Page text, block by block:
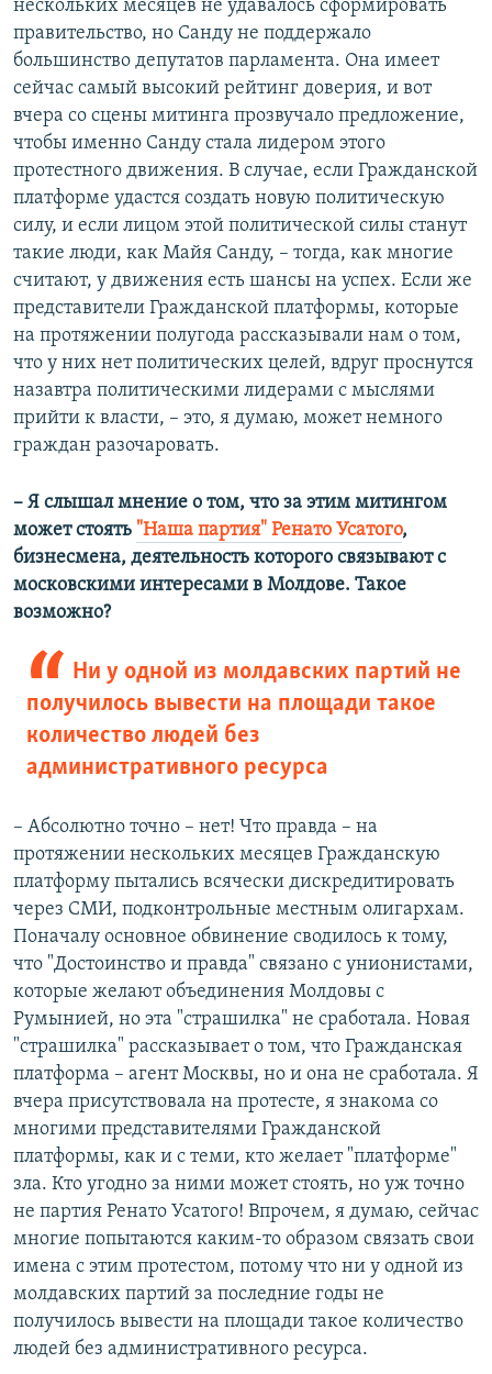
нескольких месяцев не удавалось сформировать
правительство, но Санду не поддержало
большинство депутатов парламента. Она имеет
сейчас самый высокий рейтинг доверия, и вот
вчера со сцены митинга прозвучало предложение,
чтобы именно Санду стала лидером этого
протестного движения. В случае, если Гражданской
платформе удастся создать новую политическую
силу, и если лицом этой политической силы станут
такие люди, как Майя Санду, – тогда, как многие
считают, у движения есть шансы на успех. Если же
представители Гражданской платформы, которые
на протяжении полугода рассказывали нам о том,
что у них нет политических целей, вдруг проснутся
назавтра политическими лидерами с мыслями
прийти к власти, – это, я думаю, может немного
граждан разочаровать.
– Я слышал мнение о том, что за этим митингом
может стоять "Наша партия" Ренато Усатого,
бизнесмена, деятельность которого связывают с
московскими интересами в Молдове. Такое
возможно?
Ни у одной из молдавских партий не
получилось вывести на площади такое
количество людей без
административного ресурса
– Абсолютно точно – нет! Что правда – на
протяжении нескольких месяцев Гражданскую
платформу пытались всячески дискредитировать
через СМИ, подконтрольные местным олигархам.
Поначалу основное обвинение сводилось к тому,
что "Достоинство и правда" связано с унионистами,
которые желают объединения Молдовы с
Румынией, но эта "страшилка" не сработала. Новая
"страшилка" рассказывает о том, что Гражданская
платформа – агент Москвы, но и она не сработала. Я
вчера присутствовала на протесте, я знакома со
многими представителями Гражданской
платформы, как и с теми, кто желает "платформе"
зла. Кто угодно за ними может стоять, но уж точно
не партия Ренато Усатого! Впрочем, я думаю, сейчас
многие попытаются каким-то образом связать свои
имена с этим протестом, потому что ни у одной из
молдавских партий за последние годы не
получилось вывести на площади такое количество
людей без административного ресурса.